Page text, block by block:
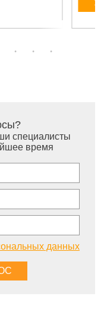
специалисты
время
данных